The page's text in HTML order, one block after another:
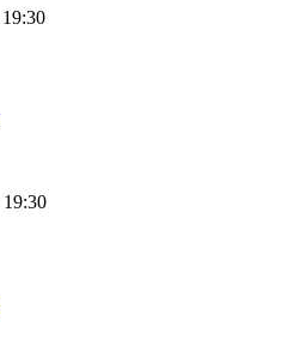
19:30
19:30